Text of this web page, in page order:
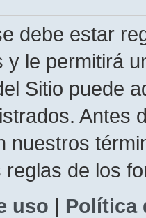
debe estar
y le permitirá
Sitio puede
Antes
nuestros
reglas de los
uso | Política